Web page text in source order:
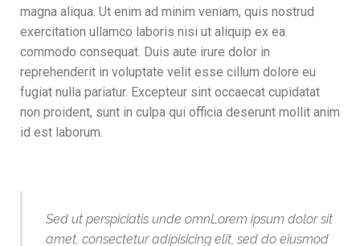
magna aliqua. Ut enim ad minim veniam, quis nostrud
exercitation ullamco laboris nisi ut aliquip ex ea
commodo consequat. Duis aute irure dolor in
reprehenderit in voluptate velit esse cillum dolore eu
fugiat nulla pariatur. Excepteur sint occaecat cupidatat
non proident, sunt in culpa qui officia deserunt mollit anim
id est laborum.
Sed ut perspiciatis unde omnLorem ipsum dolor sit
amet, consectetur adipisicing elit, sed do eiusmod